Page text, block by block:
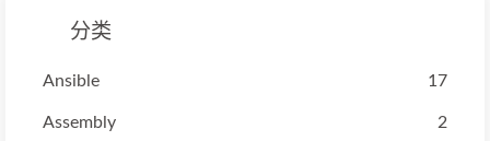
分类
Ansible 17
Assembly 2